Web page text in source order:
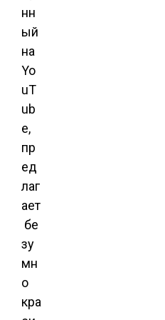
нн
ый
на
Yo
uT
ub
e,
пр
ед
лаг
ает
бе
зу
мн
о
кра